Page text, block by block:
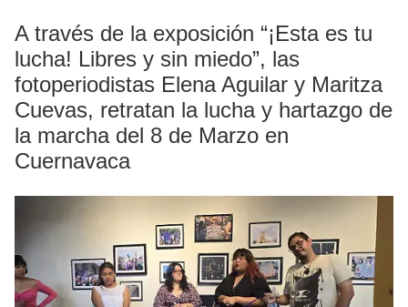
A través de la exposición “¡Esta es tu
lucha! Libres y sin miedo”, las
fotoperiodistas Elena Aguilar y Maritza
Cuevas, retratan la lucha y hartazgo de
la marcha del 8 de Marzo en
Cuernavaca